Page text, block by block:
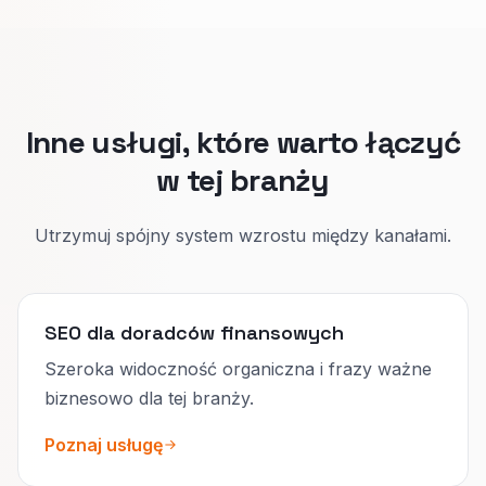
Inne usługi, które warto łączyć
w tej branży
Utrzymuj spójny system wzrostu między kanałami.
SEO dla doradców finansowych
Szeroka widoczność organiczna i frazy ważne
biznesowo dla tej branży.
Poznaj usługę